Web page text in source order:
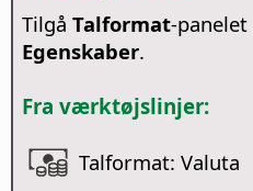
Tilgå Talformat-
Egenskaber.
Fra værktøjslinjer:
Talformat: Valuta